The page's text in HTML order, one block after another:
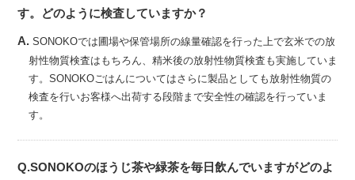
す。どのように検査していますか？
A. SONOKOでは圃場や保管場所の線量確認を行った上で玄米での放
射性物質検査はもちろん、精米後の放射性物質検査も実施していま
す。SONOKOごはんについてはさらに製品としても放射性物質の
検査を行いお客様へ出荷する段階まで安全性の確認を行っていま
す。
Q.SONOKOのほうじ茶や緑茶を毎日飲んでいますがどのよ